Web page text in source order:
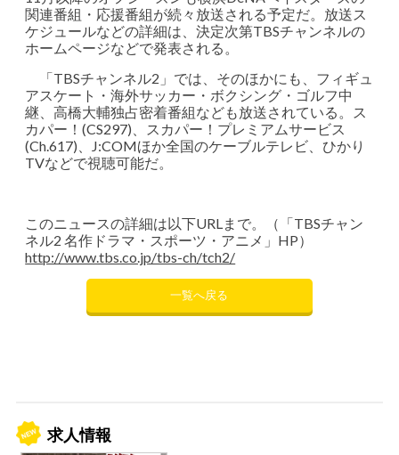
関連番組・応援番組が続々放送される予定だ。放送ス
ケジュールなどの詳細は、決定次第TBSチャンネルの
ホームページなどで発表される。
「TBSチャンネル2」では、そのほかにも、フィギュ
アスケート・海外サッカー・ボクシング・ゴルフ中
継、高橋大輔独占密着番組なども放送されている。ス
カパー！(CS297)、スカパー！プレミアムサービス
(Ch.617)、J:COMほか全国のケーブルテレビ、ひかり
TVなどで視聴可能だ。
このニュースの詳細は以下URLまで。（「TBSチャン
ネル2 名作ドラマ・スポーツ・アニメ」HP）
http://www.tbs.co.jp/tbs-ch/tch2/
一覧へ戻る
求人情報